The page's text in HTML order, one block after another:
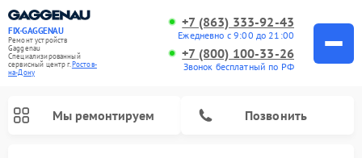
FIX-GAGGENAU
Ремонт устройств
Gaggenau
Специализированный
cервисный центр г.Ростов-
на-Дону
+7 (863) 333-92-43
Ежедневно с 9:00 до 21:00
+7 (800) 100-33-26
Звонок бесплатный по РФ
Мы ремонтируем Позвонить